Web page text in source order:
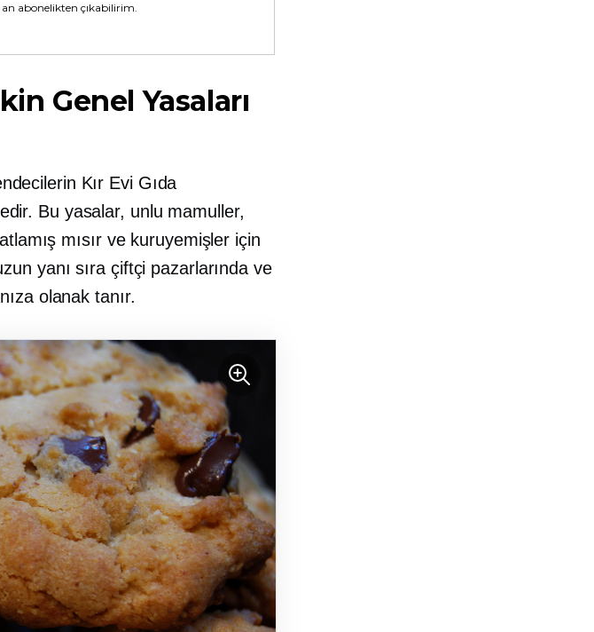
abonelikten çıkabilirim.
Genel Yasaları
Kır Evi Gıda
Bu yasalar, unlu mamuller,
mısır ve kuruyemişler için
yanı sıra çiftçi pazarlarında ve
olanak tanır.